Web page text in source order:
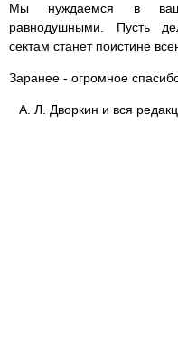
Мы нуждаемся в
равнодушными. Пусть
сектам станет поистине
Заранее - огромное
А. Л. Дворкин и вся